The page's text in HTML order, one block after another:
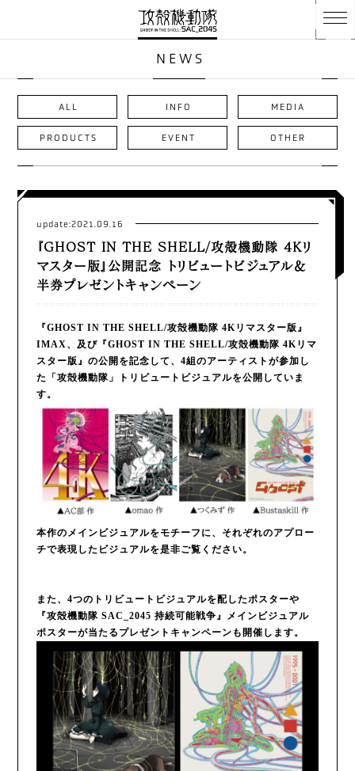
NEWS
ALL INFO MEDIA
PRODUCTS EVENT OTHER
update:2021.09.16
『GHOST IN THE SHELL/攻殻機動隊 4Kリ
マスター版』公開記念 トリビュートビジュアル＆
半券プレゼントキャンペーン
『GHOST IN THE SHELL/攻殻機動隊 4Kリマスター版』
IMAX、及び『GHOST IN THE SHELL/攻殻機動隊 4Kリマ
スター版』の公開を記念して、4組のアーティストが参加し
た「攻殻機動隊」トリビュートビジュアルを公開していま
す。
本作のメインビジュアルをモチーフに、それぞれのアプロー
チで表現したビジュアルを是非ご覧ください。
また、4つのトリビュートビジュアルを配したポスターや
『攻殻機動隊 SAC_2045 持続可能戦争』メインビジュアル
ポスターが当たるプレゼントキャンペーンも開催します。